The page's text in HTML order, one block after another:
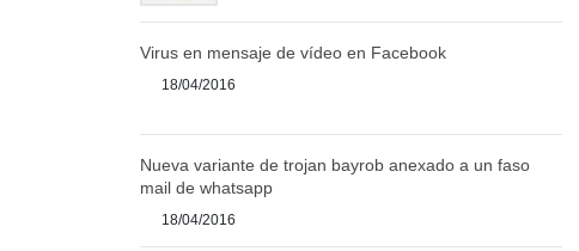
Virus en mensaje de vídeo en Facebook
18/04/2016
Nueva variante de trojan bayrob anexado a un faso
mail de whatsapp
18/04/2016